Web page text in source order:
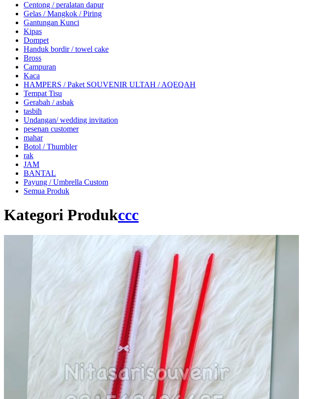
Centong / peralatan dapur
Gelas / Mangkok / Piring
Gantungan Kunci
Kipas
Dompet
Handuk bordir / towel cake
Bross
Campuran
Kaca
HAMPERS / Paket SOUVENIR ULTAH / AQEQAH
Tempat Tisu
Gerabah / asbak
tasbih
Undangan/ wedding invitation
pesenan customer
mahar
Botol / Thumbler
rak
JAM
BANTAL
Payung / Umbrella Custom
Semua Produk
Kategori Produkccc